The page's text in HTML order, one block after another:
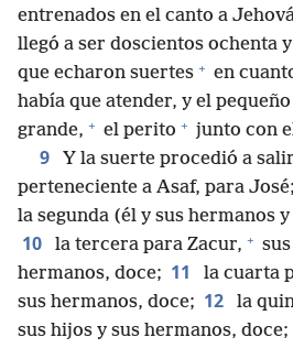
entrenados en el canto a
llegó a ser doscientos ochenta
que echaron suertes + en
había que atender, y el
grande, + el perito + junto con
9
Y la suerte procedió a
perteneciente a Asaf, para José;
la segunda (él y sus hermanos
10 la tercera para Zacur, +
hermanos, doce; 11 la cuarta
sus hermanos, doce; 12 la
sus hijos y sus hermanos, doce;